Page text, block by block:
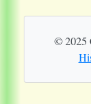
© 2025